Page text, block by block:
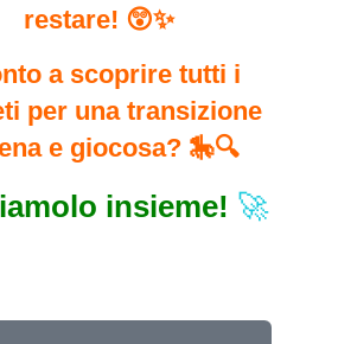
restare! 😲✨
a scoprire tutti i
per una transizione
e giocosa? 🎠🔍
insieme! 🚀